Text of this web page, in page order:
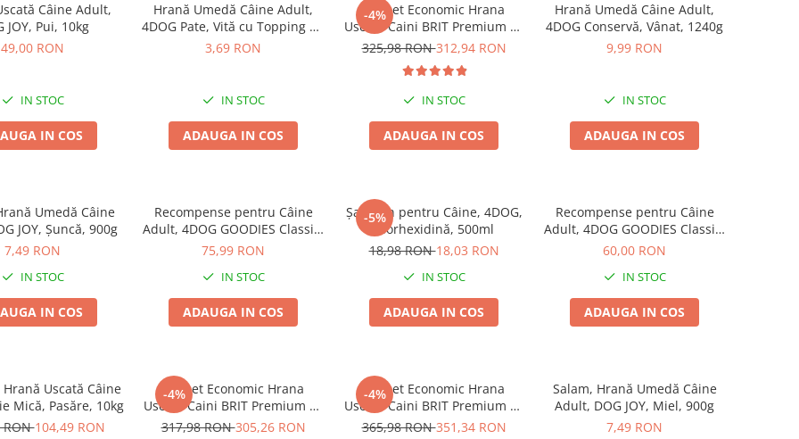
Câine Adult,
JOY, Pui, 10kg
49,00 RON
IN STOC
IN COS
Hrană Umedă Câine Adult,
4DOG Pate, Vită cu Topping de
Legume, 150g
3,69 RON
IN STOC
ADAUGA IN COS
-4%
Pachet Economic Hrana
Uscata Caini BRIT Premium by
Nature Maxi Adult 2x15kg
325,98 RON312,94 RON
IN STOC
ADAUGA IN COS
Hrană Umedă Câine Adult,
4DOG Conservă, Vânat, 1240g
9,99 RON
IN STOC
ADAUGA IN COS
Umedă Câine
JOY, Șuncă, 900g
7,49 RON
IN STOC
IN COS
Recompense pentru Câine
Adult, 4DOG GOODIES Classic,
Piele Presată și Pui, 1kg
75,99 RON
IN STOC
ADAUGA IN COS
-5%
Șampon pentru Câine, 4DOG,
Clorhexidină, 500ml
18,98 RON18,03 RON
IN STOC
ADAUGA IN COS
Recompense pentru Câine
Adult, 4DOG GOODIES Classic,
Dumbbells cu Pui, 1kg
60,00 RON
IN STOC
ADAUGA IN COS
Hrană Uscată Câine
Mică, Pasăre, 10kg
RON104,49 RON
-4%
Pachet Economic Hrana
Uscata Caini BRIT Premium by
Nature Light 2x15kg
317,98 RON305,26 RON
-4%
Pachet Economic Hrana
Uscata Caini BRIT Premium by
Nature Giant Adult 2x15kg
365,98 RON351,34 RON
Salam, Hrană Umedă Câine
Adult, DOG JOY, Miel, 900g
7,49 RON